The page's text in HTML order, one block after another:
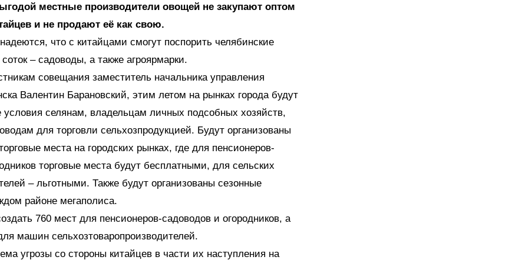
местные производители овощей не закупают оптом
и не продают её как свою.
что с китайцами смогут поспорить челябинские
– садоводы, а также агроярмарки.
совещания заместитель начальника управления
Валентин Барановский, этим летом на рынках города будут
селянам, владельцам личных подсобных хозяйств,
для торговли сельхозпродукцией. Будут организованы
места на городских рынках, где для пенсионеров-
торговые места будут бесплатными, для сельских
– льготными. Также будут организованы сезонные
районе мегаполиса.
760 мест для пенсионеров-садоводов и огородников, а
машин сельхозтоваропроизводителей.
угрозы со стороны китайцев в части их наступления на